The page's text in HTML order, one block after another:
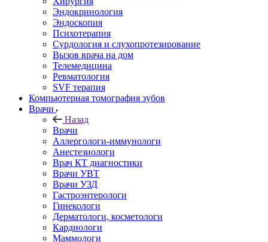
Эндокринология
Эндоскопия
Психотерапия
Сурдология и слухопротезирование
Вызов врача на дом
Телемедицина
Ревматология
SVF терапия
Компьютерная томография зубов
Врачи
Назад
Врачи
Аллергологи-иммунологи
Анестезиологи
Врач КТ диагностики
Врачи УВТ
Врачи УЗД
Гастроэнтерологи
Гинекологи
Дерматологи, косметологи
Кардиологи
Маммологи